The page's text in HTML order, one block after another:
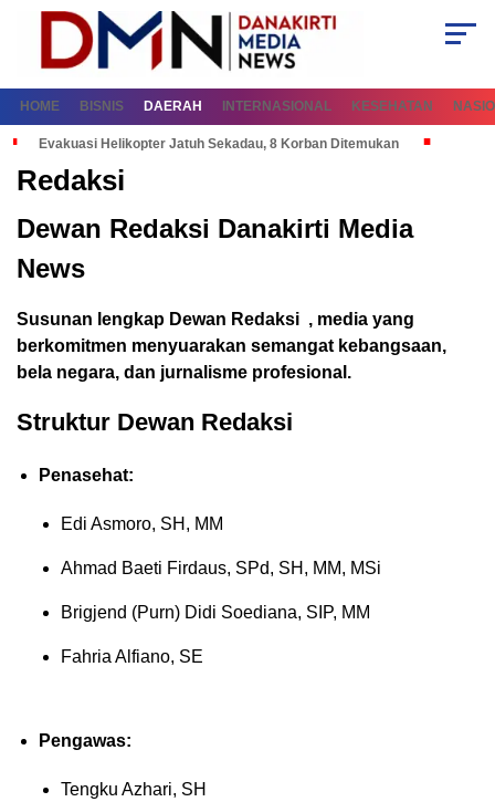
HOME BISNIS DAERAH INTERNASIONAL KESEHATAN
Evakuasi Helikopter Jatuh Sekadau, 8 Korban Ditemukan
Redaksi
Dewan Redaksi Danakirti Media
News
Susunan lengkap Dewan Redaksi , media yang
berkomitmen menyuarakan semangat kebangsaan,
bela negara, dan jurnalisme profesional.
Struktur Dewan Redaksi
Penasehat:
Edi Asmoro, SH, MM
Ahmad Baeti Firdaus, SPd, SH, MM, MSi
Brigjend (Purn) Didi Soediana, SIP, MM
Fahria Alfiano, SE
Pengawas:
Tengku Azhari, SH